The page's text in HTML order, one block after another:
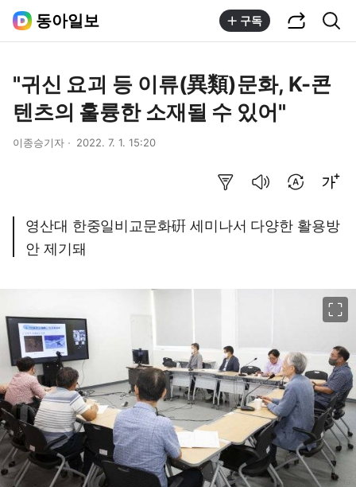
동아일보 구독
"귀신 요괴 등 이류(異類)문화, K-콘
텐츠의 훌륭한 소재될 수 있어"
이종승기자 2022. 7. 1. 15:20
영산대 한중일비교문화硏 세미나서 다양한 활용방
안 제기돼